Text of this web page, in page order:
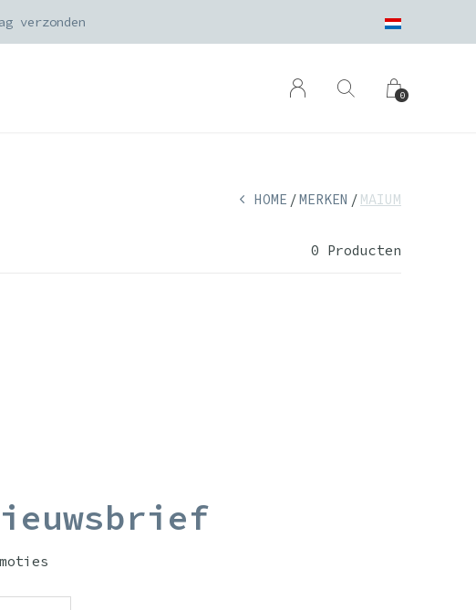
0
verzonden
HOME MERKEN MAIUM
0 Producten